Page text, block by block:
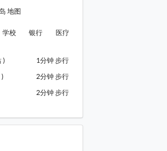
湾综合大楼 设有篮球场, 羽毛球场, 游泳池, 图书馆
设商场蓝湾广场
设商场蓝湾广场
学校 银行 医疗
)
1分钟 步行
2分钟 步行
2分钟 步行